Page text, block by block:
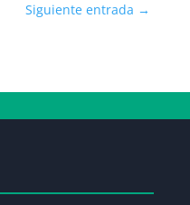
Siguiente entrada →